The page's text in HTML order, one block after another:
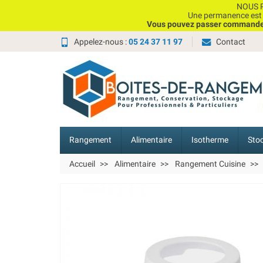
NOUS
Une permanence
Vous pouvez passer
Appelez-nous :05 24 37 11 97 Contact
Rangement Alimentaire Isotherme
Accueil Alimentaire Rangement Cuisine